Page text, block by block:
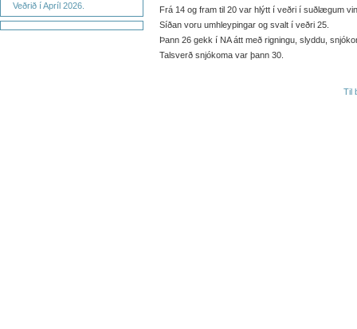
Veðrið í Apríl 2026.
Frá 14 og fram til 20 var hlýtt í veðri í suðlægum
Síðan voru umhleypingar og svalt í veðri 25.
Þann 26 gekk í NA átt með rigningu, slyddu,
Talsverð snjókoma var þann 30.
Til